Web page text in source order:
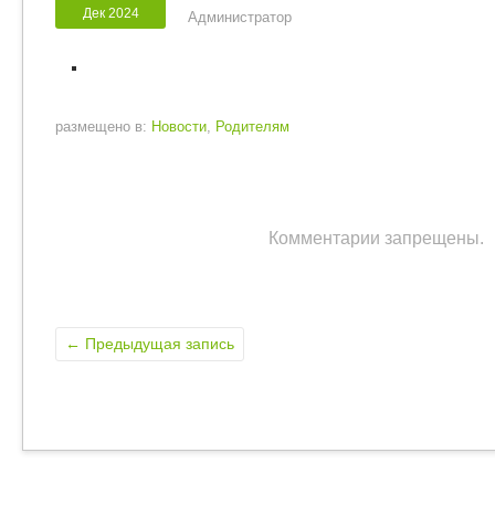
Дек 2024 Администратор
размещено в: Новости, Родителям
Комментарии запрещены.
← Предыдущая запись